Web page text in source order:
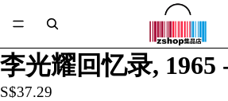
李光耀回忆录, 1965
S$37.29